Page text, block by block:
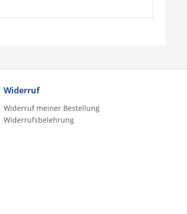
Widerruf
Widerruf meiner Bestellung
Widerrufsbelehrung